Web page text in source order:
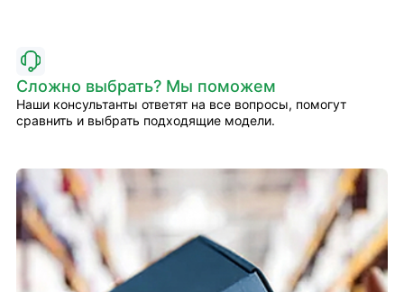
Сложно выбрать? Мы поможем
Наши консультанты ответят на все вопросы, помогут
сравнить и выбрать подходящие модели.